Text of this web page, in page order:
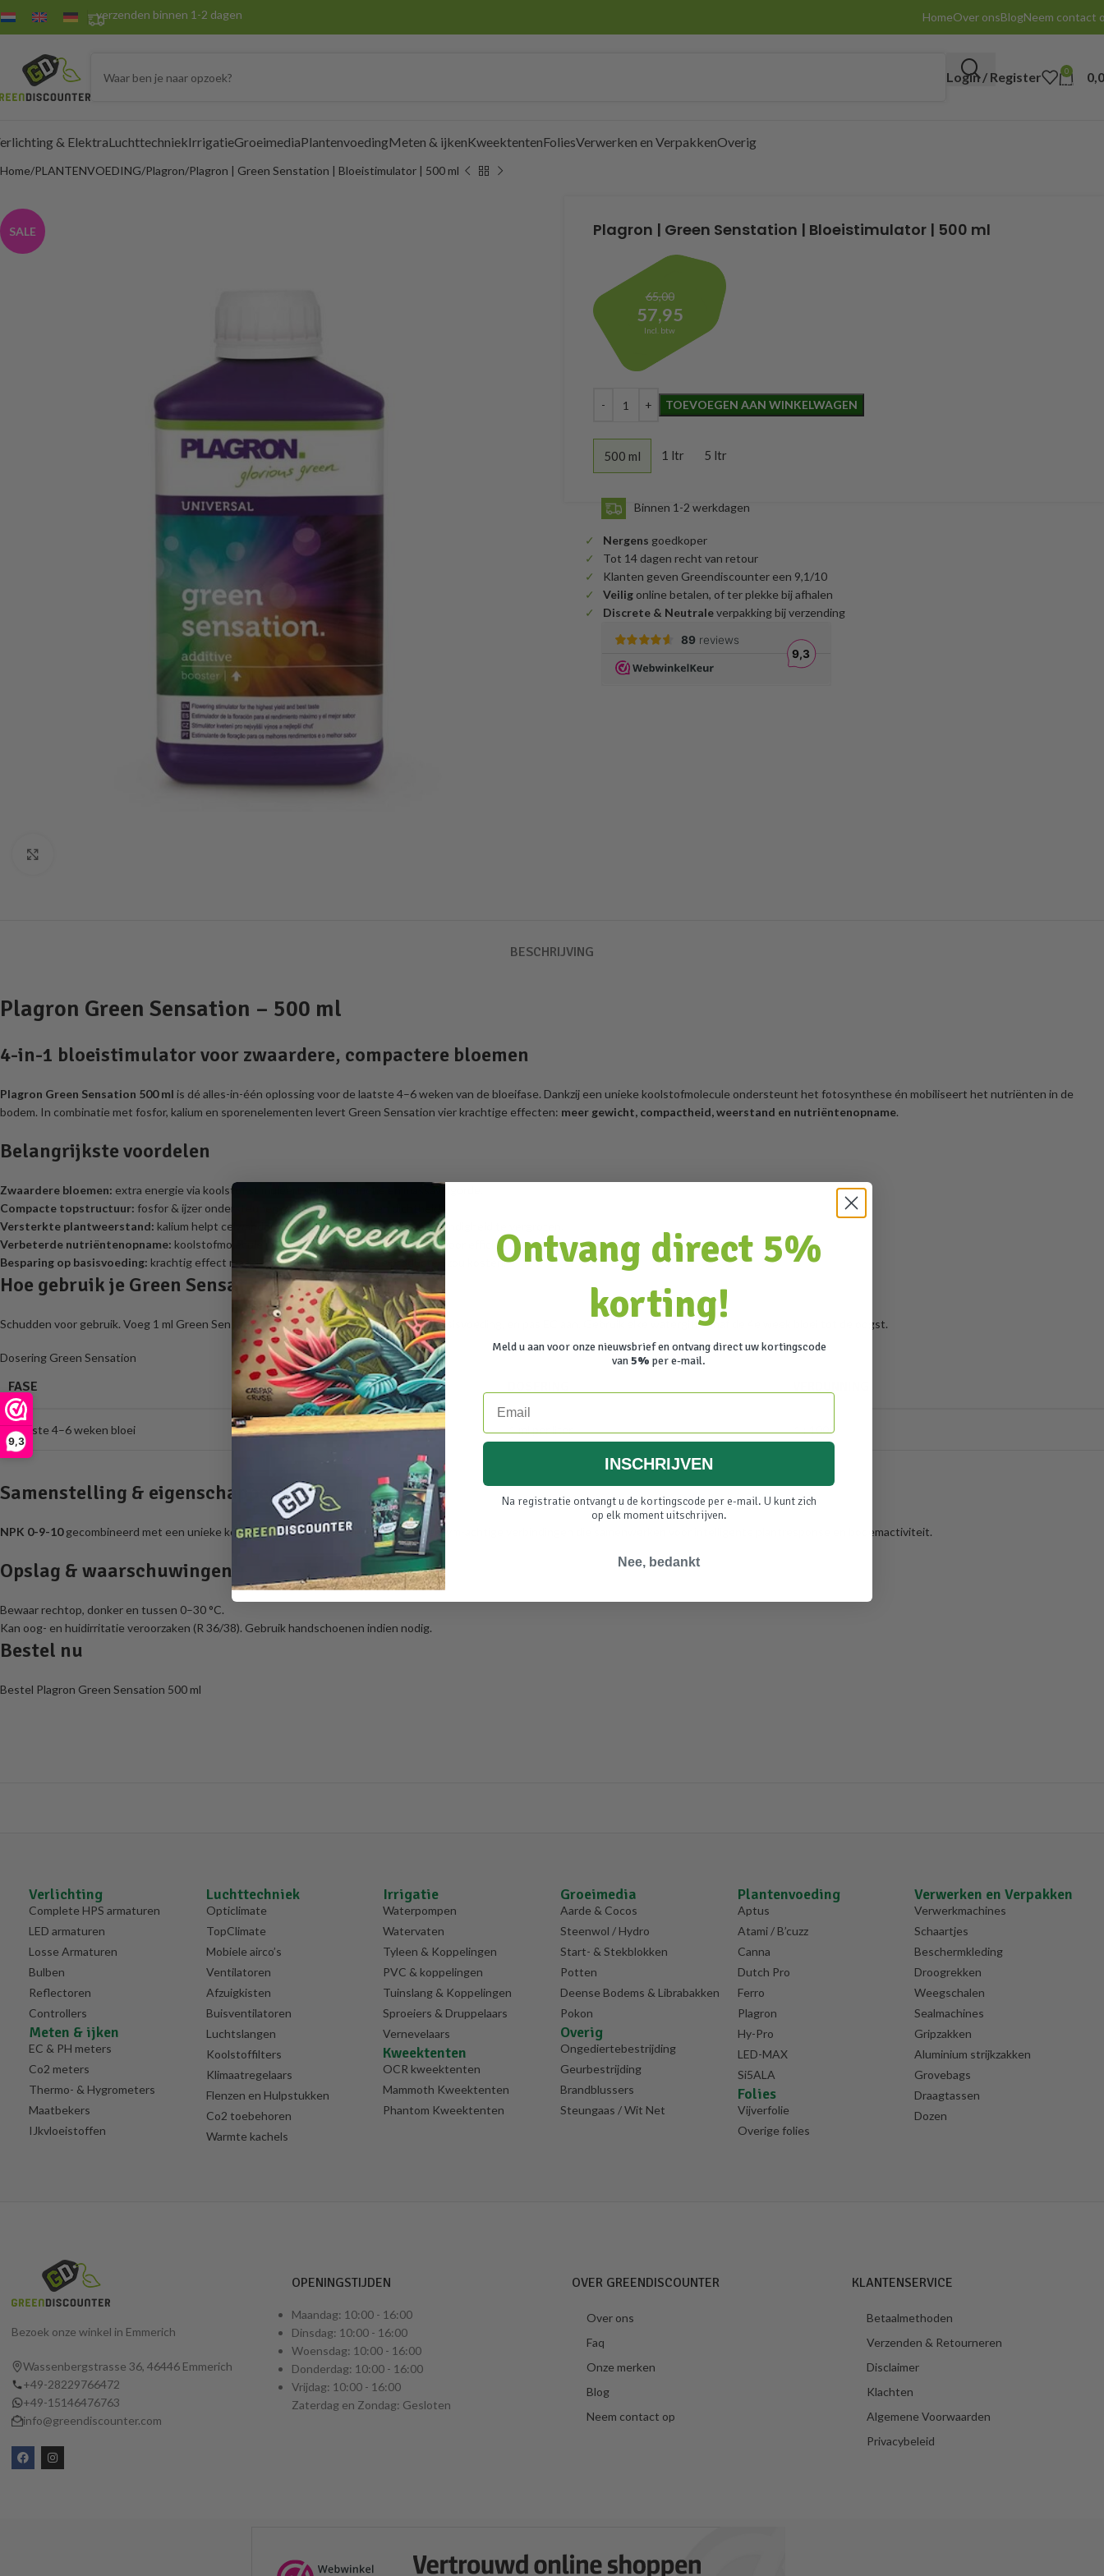
9,3
verzenden binnen 1-2 dagen HomeOver onsBlogNeem contact
Login / Register
0
items
& ElektraLuchttechniekIrrigatieGroeimediaPlantenvoedingMeten & ijkenKweektentenFoliesVerwerken en VerpakkenOverig
Home PLANTENVOEDING Plagron Plagron | Green Senstation | Bloeistimulator | 500 ml
SALE Plagron | Green Senstation | Bloeistimulator | 500 ml
65,00
57,95
Incl. btw
TOEVOEGEN AAN WINKELWAGEN
500 ml 1 ltr 5 ltr
Binnen 1-2 werkdagen
Nergens goedkoper
Tot 14 dagen recht van retour
Klanten geven Greendiscounter een 9,1/10
Veilig online betalen, of ter plekke bij afhalen
Discrete & Neutraleverpakking bij verzending
BESCHRIJVING
Plagron Green Sensation – 500 ml
4-in-1 bloeistimulator voor zwaardere, compactere bloemen
Plagron Green Sensation 500 ml is dé alles-in-één oplossing voor de laatste 4–6 weken van de bloeifase. Dankzij een unieke koolstofmolecule ondersteunt het fotosynthese én mobiliseert het nutriënten in de
bodem. In combinatie met fosfor, kalium en sporenelementen levert Green Sensation vier krachtige effecten: meer gewicht, compactheid, weerstand en nutriëntenopname.
Belangrijkste voordelen
Zwaardere bloemen: extra energie via koolstof stimuleert suikerproductie en massavolgorde.
Compacte topstructuur: fosfor & ijzer ondersteunen gezonde celdeling en dichtheid.
Versterkte plantweerstand: kalium helpt celwanden stevig te houden en stressbestendigheid te vergroten.
Verbeterde nutriëntenopname: koolstofmolecule mobiliseert mineralen in de bodem voor efficiëntere absorptie.
Besparing op basisvoeding: krachtig effect maakt overbodig wat vier losse producten zou kosten.
Hoe gebruik je Green Sensation?
Schudden voor gebruik. Voeg 1 ml Green Sensation per liter water toe (1:1000),naje basisvoeding, en pas EC aan. Gebruik elke watergift vanaf de 4e week bloei tot de oogst.
Dosering Green Sensation
FASE
Laatste 4–6 weken bloei 1 ml per liter 1 : 1000
Samenstelling & eigenschappen
NPK 0-9-10gecombineerd met een unieke koolstofmolecule, sporenelementen en enzym-achtige verbindingen die samenwerken voor intelligente plantresponse en bodemactiviteit.
Opslag & waarschuwingen
Bewaar rechtop, donker en tussen 0–30 °C.
Kan oog- en huidirritatie veroorzaken (R 36/38). Gebruik handschoenen indien nodig.
Bestel nu
Bestel Plagron Green Sensation 500 ml
Verlichting
Complete HPS armaturen
LED armaturen
Losse Armaturen
Bulben
Reflectoren
Controllers
Meten & ijken
EC & PH meters
Co2 meters
Thermo- & Hygrometers
Maatbekers
IJkvloeistoffen
Luchttechniek
Opticlimate
TopClimate
Mobiele airco’s
Ventilatoren
Afzuigkisten
Buisventilatoren
Luchtslangen
Koolstoffilters
Klimaatregelaars
Flenzen en Hulpstukken
Co2 toebehoren
Warmte kachels
Irrigatie
Waterpompen
Watervaten
Tyleen & Koppelingen
PVC & koppelingen
Tuinslang & Koppelingen
Sproeiers & Druppelaars
Vernevelaars
Kweektenten
OCR kweektenten
Mammoth Kweektenten
Phantom Kweektenten
Groeimedia
Aarde & Cocos
Steenwol / Hydro
Start- & Stekblokken
Potten
Deense Bodems & Librabakken
Pokon
Overig
Ongediertebestrijding
Geurbestrijding
Brandblussers
Steungaas / Wit Net
Plantenvoeding
Aptus
Atami / B’cuzz
Canna
Dutch Pro
Ferro
Plagron
Hy-Pro
LED-MAX
Si5ALA
Folies
Vijverfolie
Overige folies
Verwerken en Verpakken
Verwerkmachines
Schaartjes
Beschermkleding
Droogrekken
Weegschalen
Sealmachines
Gripzakken
Aluminium strijkzakken
Grovebags
Draagtassen
Dozen
Bezoek onze winkel in Emmerich
Wassenbergstrasse 36, 46446 Emmerich
+49-28229766472
+49-15146476763
info@greendiscounter.com
OPENINGSTIJDEN
Maandag: 10:00 - 16:00
Dinsdag: 10:00 - 16:00
Woensdag: 10:00 - 16:00
Donderdag: 10:00 - 16:00
Vrijdag: 10:00 - 16:00
Zaterdag en Zondag: Gesloten
OVER GREENDISCOUNTER
Over ons
Faq
Onze merken
Blog
Neem contact op
KLANTENSERVICE
Betaalmethoden
Verzenden & Retourneren
Disclaimer
Klachten
Algemene Voorwaarden
Privacybeleid
Ontvang direct 5%
korting!
Meld u aan voor onze nieuwsbrief en ontvang direct uw kortingscode
van5% per e-mail.
Email
INSCHRIJVEN
Na registratie ontvangt u de kortingscode per e-mail. U kunt zich
op elk moment uitschrijven.
Nee, bedankt